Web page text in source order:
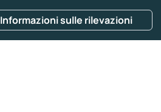
Informazioni sulle rilevazioni